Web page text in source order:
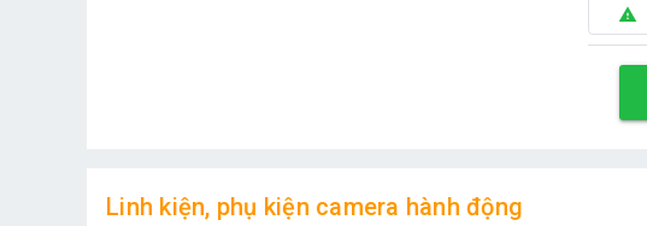
warning
Linh kiện, phụ kiện camera hành động